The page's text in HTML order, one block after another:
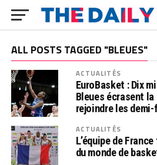
ALL POSTS TAGGED "BLEUES"
ACTUALITÉS
EuroBasket : Dix
Bleues écrasent
rejoindre les
ACTUALITÉS
L’équipe de
du monde de